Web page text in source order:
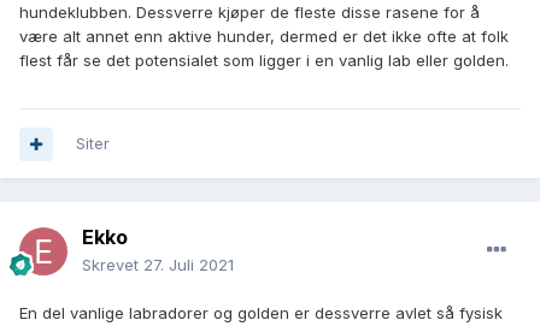
hundeklubben. Dessverre kjøper de fleste disse rasene for å
være alt annet enn aktive hunder, dermed er det ikke ofte at folk
flest får se det potensialet som ligger i en vanlig lab eller golden.
Siter
Ekko
Skrevet 27. Juli 2021
En del vanlige labradorer og golden er dessverre avlet så fysisk